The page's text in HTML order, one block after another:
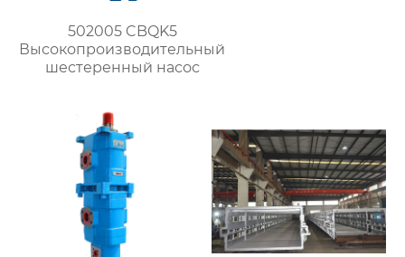
502005 CBQK5
Высокопроизводительный
шестеренный насос